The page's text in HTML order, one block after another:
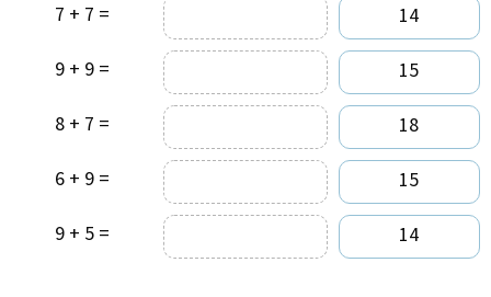
7 + 7 =
9 + 9 =
8 + 7 =
6 + 9 =
9 + 5 =
14
15
18
15
14